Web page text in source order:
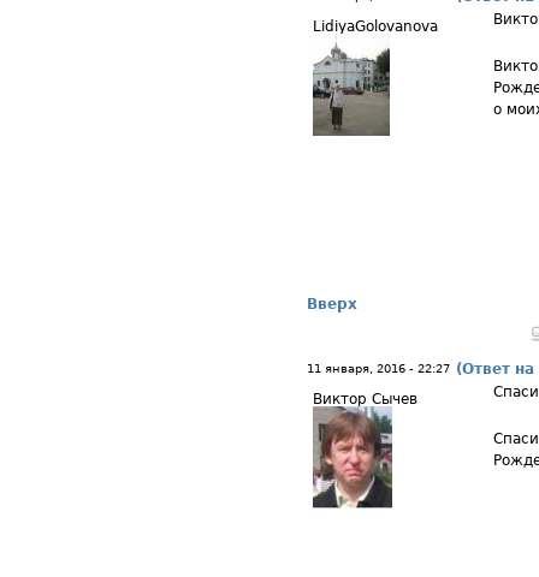
LidiyaGolovanova
о
Вверх
11 января, 2016 - 22:27 (Ответ
Виктор Сычев